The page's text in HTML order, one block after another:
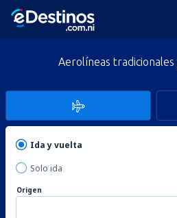
Aerolíneas tradicionales
Ida y vuelta
Solo ida
Origen